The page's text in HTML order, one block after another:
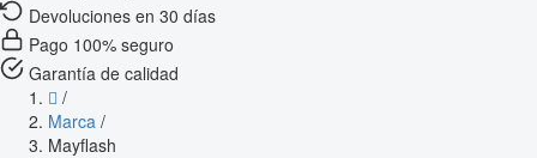
Devoluciones en 30 días
Pago 100% seguro
Garantía de calidad
/
Marca /
Mayflash